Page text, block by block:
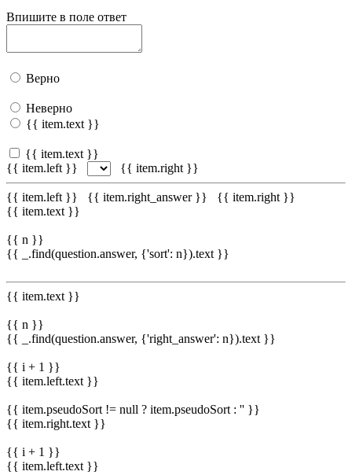
Впишите в поле ответ
Верно
Неверно
{{ item.text }}
{{ item.text }}
{{ item.left }}
{{ item.right }}
{{ item.left }} {{ item.right_answer }}
{{ item.right }}
{{ item.text }}
{{ n }}
{{ _.find(question.answer, {'sort': n}).text }}
{{ item.text }}
{{ n }}
{{ _.find(question.answer, {'right_answer': n}).text }}
{{ i + 1 }}
{{ item.left.text }}
{{ item.pseudoSort != null ? item.pseudoSort : '' }}
{{ item.right.text }}
{{ i + 1 }}
{{ item.left.text }}